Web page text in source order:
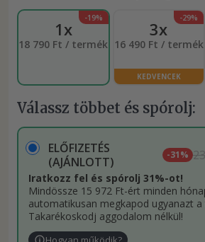
-19%
1x
18 790 Ft / termék
-29%
3x
16 490 Ft / termék
KEDVENCEK
Válassz többet és spórolj:
ELŐFIZETÉS
(AJÁNLOTT)
-31%
Iratkozz fel és spórolj 31%-ot!
Mindössze 15 972 Ft-ért minden
automatikusan megkapod ugyanazt
Takarékoskodj aggodalom nélkül!